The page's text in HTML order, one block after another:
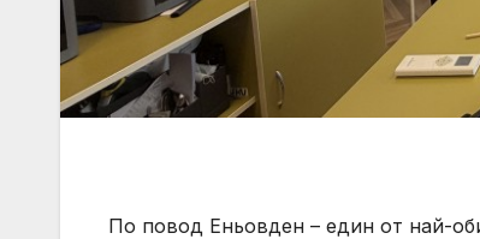
По повод Еньовден – един от най-